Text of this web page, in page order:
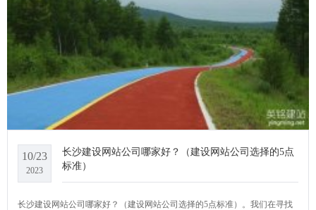
10/23
2023
长沙建设网站公司哪家好？（建设网站公司选择的5点
标准）
长沙建设网站公司哪家好？（建设网站公司选择的5点标准）。我们在寻找